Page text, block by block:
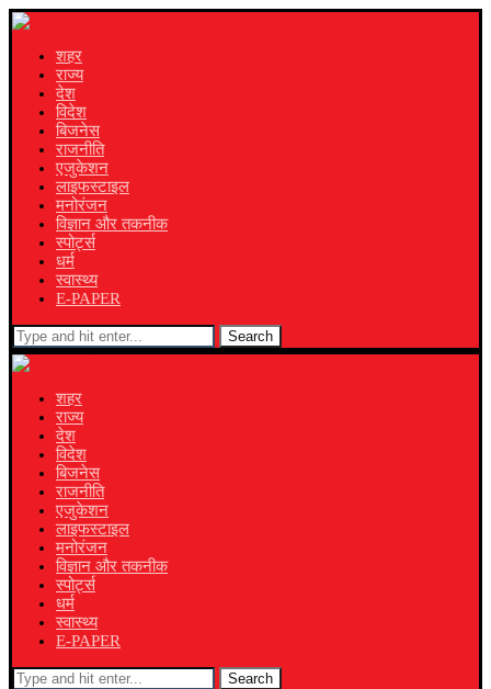
शहर
राज्य
देश
विदेश
बिजनेस
राजनीति
एजुकेशन
लाइफस्टाइल
मनोरंजन
विज्ञान और तकनीक
स्पोर्ट्स
धर्म
स्वास्थ्य
E-PAPER
Search
शहर
राज्य
देश
विदेश
बिजनेस
राजनीति
एजुकेशन
लाइफस्टाइल
मनोरंजन
विज्ञान और तकनीक
स्पोर्ट्स
धर्म
स्वास्थ्य
E-PAPER
Search